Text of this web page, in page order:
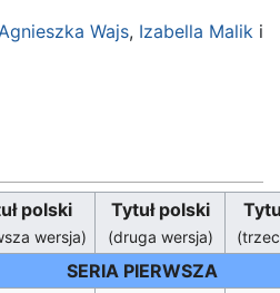
Wajs, Izabella Malik i
polski
wersja)
Tytuł polski
(druga wersja)
SERIA PIERWSZA